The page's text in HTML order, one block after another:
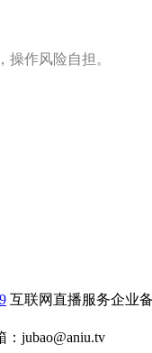
操作风险自担。
互联网直播服务企业
jubao@aniu.tv